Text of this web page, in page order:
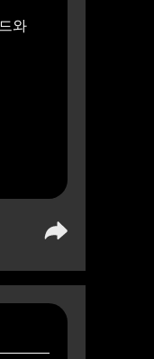
와